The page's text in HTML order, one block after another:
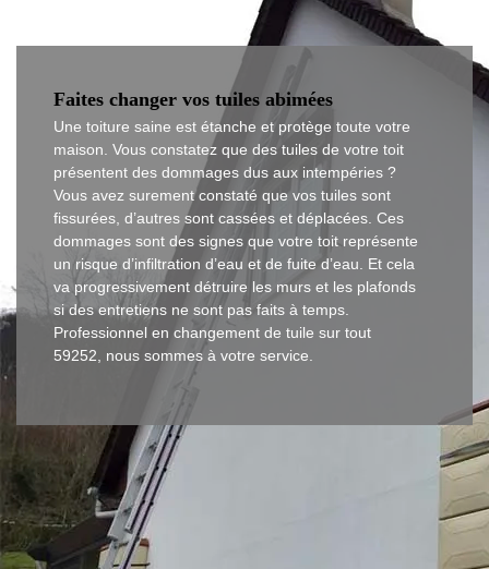
Faites changer vos tuiles abimées
Une toiture saine est étanche et protège toute votre
maison. Vous constatez que des tuiles de votre toit
présentent des dommages dus aux intempéries ?
Vous avez surement constaté que vos tuiles sont
fissurées, d’autres sont cassées et déplacées. Ces
dommages sont des signes que votre toit représente
un risque d’infiltration d’eau et de fuite d’eau. Et cela
va progressivement détruire les murs et les plafonds
si des entretiens ne sont pas faits à temps.
Professionnel en changement de tuile sur tout
59252, nous sommes à votre service.